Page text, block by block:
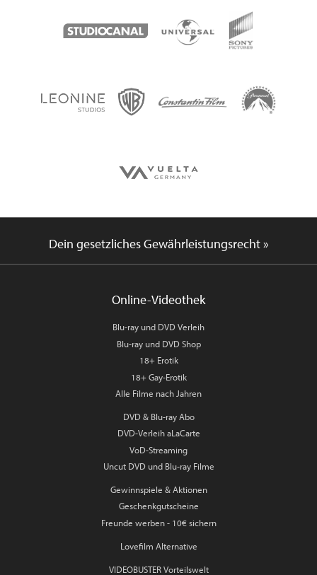
Dein gesetzliches Gewährleistungsrecht »
Online-Videothek
Blu-ray und DVD Verleih
Blu-ray und DVD Shop
18+ Erotik
18+ Gay-Erotik
Alle Filme nach Jahren
DVD & Blu-ray Abo
DVD-Verleih aLaCarte
VoD-Streaming
Uncut DVD und Blu-ray Filme
Gewinnspiele & Aktionen
Geschenkgutscheine
Freunde werben - 10€ sichern
Lovefilm Alternative
VIDEOBUSTER Vorteilswelt